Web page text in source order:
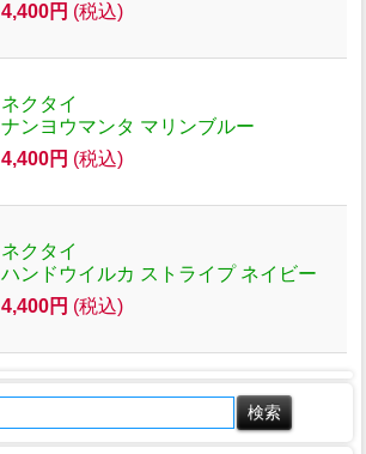
4,400円 (税込)
ネクタイ
ナンヨウマンタ マリンブルー
4,400円 (税込)
ネクタイ
ハンドウイルカ ストライプ ネイビー
4,400円 (税込)